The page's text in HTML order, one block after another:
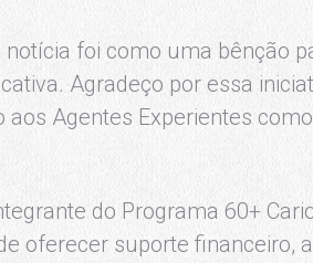
notícia foi como uma bênção
Agradeço por essa
aos Agentes Experientes
do Programa 60+
oferecer suporte financeiro,